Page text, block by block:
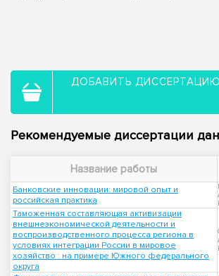
ДОБАВИТЬ
Рекомендуемые диссертации
Название работы
Банковские инновации: мировой опыт и
российская практика
Таможенная составляющая активизации
внешнеэкономической деятельности и
воспроизводственного процесса региона в
условиях интеграции России в мировое
хозяйство : на примере Южного федерального
округа